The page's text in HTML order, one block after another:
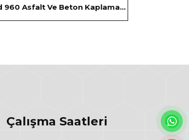
Teknobond 960 Asfalt Ve Beton Kaplama Boyası
Çalışma Saatleri